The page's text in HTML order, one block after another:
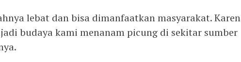
lebat dan bisa dimanfaatkan masyarakat.
budaya kami menanam picung di sekitar sumber